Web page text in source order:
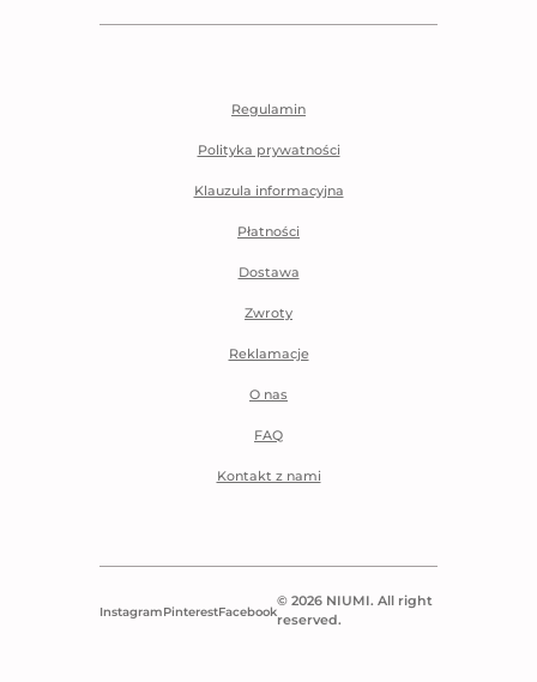
Regulamin
Polityka prywatności
Klauzula informacyjna
Płatności
Dostawa
Zwroty
Reklamacje
O nas
FAQ
Kontakt z nami
InstagramPinterestFacebook
© 2026 NIUMI. All right
reserved.